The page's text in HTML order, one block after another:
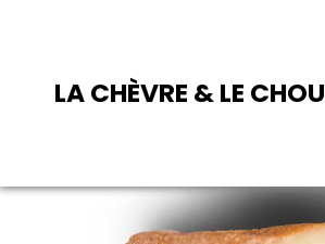
LA CHÈVRE & LE CHOU